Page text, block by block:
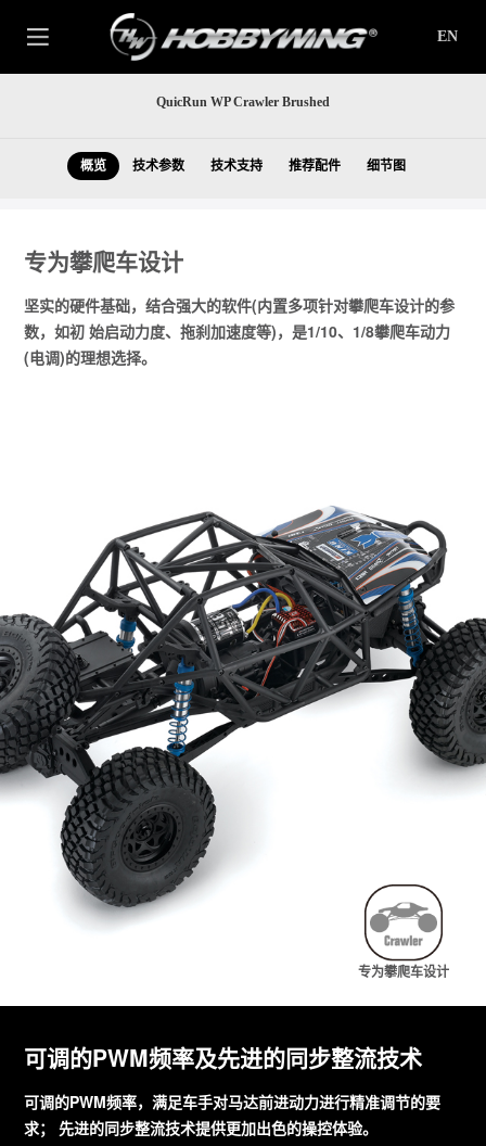
EN
QuicRun WP Crawler Brushed
概览 技术参数 技术支持 推荐配件 细节图
专为攀爬车设计
坚实的硬件基础，结合强大的软件(内置多项针对攀爬车设计的参
数，如初 始启动力度、拖刹加速度等)，是1/10、1/8攀爬车动力
(电调)的理想选择。
专为攀爬车设计
可调的PWM频率及先进的同步整流技术
可调的PWM频率，满足车手对马达前进动力进行精准调节的要
求； 先进的同步整流技术提供更加出色的操控体验。